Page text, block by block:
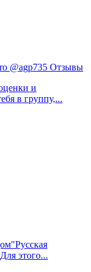
@agp735 Отзывы
и
в группу,...
этого...